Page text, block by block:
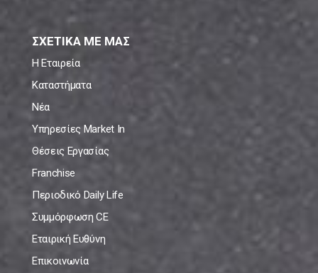
ΣΧΕΤΙΚΑ ΜΕ ΜΑΣ
Η Εταιρεία
Καταστήματα
Νέα
Υπηρεσίες Market In
Θέσεις Εργασίας
Franchise
Περιοδικό Daily Life
Συμμόρφωση CE
Εταιρική Ευθύνη
Επικοινωνία